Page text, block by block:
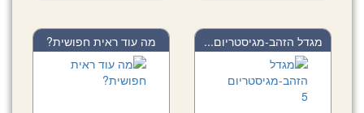
מגדל הזהב-מגיסטריום... מה עוד ראית חפושית?